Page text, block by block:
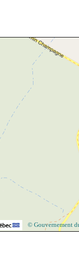
© Gouvernement